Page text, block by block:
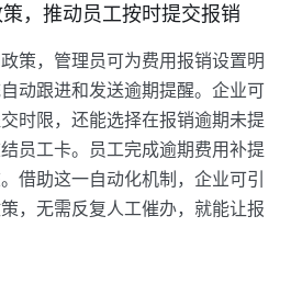
，推动员工按时提交报销
策，管理员可为费用报销设置明
动跟进和发送逾期提醒。企业可
时限，还能选择在报销逾期未提
员工卡。员工完成逾期费用补提
借助这一自动化机制，企业可引
，无需反复人工催办，就能让报